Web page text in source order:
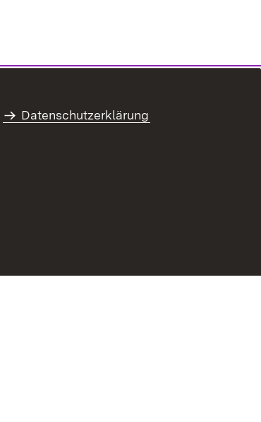
Datenschutzerklärung